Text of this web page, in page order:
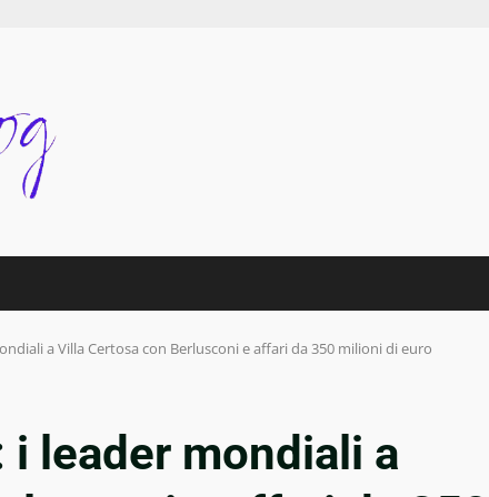
a Villa Certosa con Berlusconi e affari da 350 milioni di euro
i leader mondiali a